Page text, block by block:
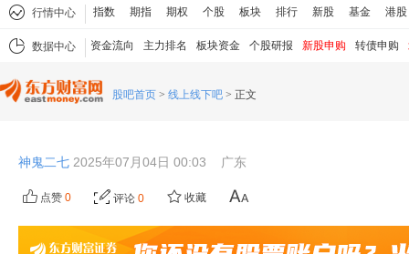
行情中心 指数 期指 期权 个股 板块 排行 新股 基金 港股
数据中心 资金流向 主力排名 板块资金 个股研报 新股申购 转债申购
股吧首页 > 线上线下吧 > 正文
神鬼二七 2025年07月04日 00:03 广东
点赞 0 评论 0 收藏